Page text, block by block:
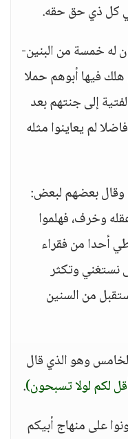
كل ذي حق حقه.
له خمسة من البنين-
فيها أبوهم حملا
إلى جنتهم بعد
لم يعاينوا مثله
وقال بعضهم لبعض:
وخرف، فهلموا
أحدا من فقراء
نستغني وتكثر
من السنين
وهو الذي قال
لكم لولا تسبحون).
على منهاج أبيكم